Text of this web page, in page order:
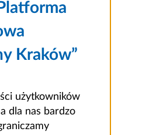
Kraków”
użytkowników
dla nas bardzo